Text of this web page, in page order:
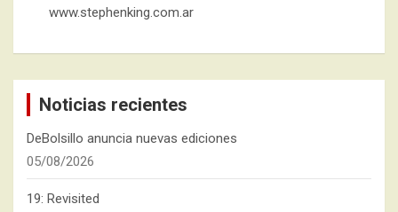
www.stephenking.com.ar
Noticias recientes
DeBolsillo anuncia nuevas ediciones
05/08/2026
19: Revisited